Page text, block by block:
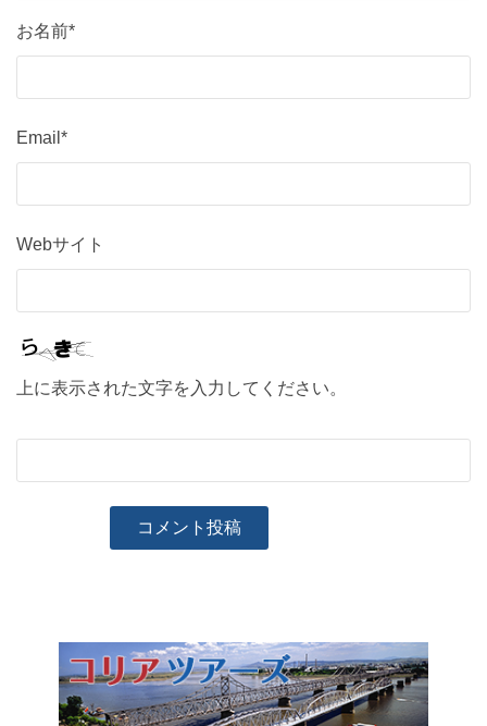
お名前*
Email*
Webサイト
上に表示された文字を入力してください。